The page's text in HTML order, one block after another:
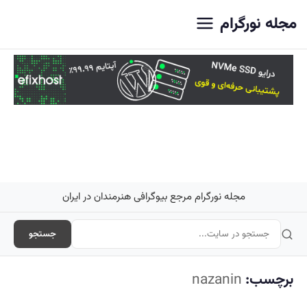
مجله نورگرام
مجله نورگرام مرجع بیوگرافی هنرمندان در ایران
جستجو
برچسب: nazanin